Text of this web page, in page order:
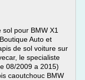
pour BMW X1
Auto et
de sol voiture sur
le specialiste
08/2009 a 2015)
caoutchouc BMW